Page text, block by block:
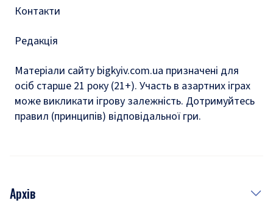
Контакти
Редакція
Матеріали сайту bigkyiv.com.ua призначені для
осіб старше 21 року (21+). Участь в азартних іграх
може викликати ігрову залежність. Дотримуйтесь
правил (принципів) відповідальної гри.
Архів